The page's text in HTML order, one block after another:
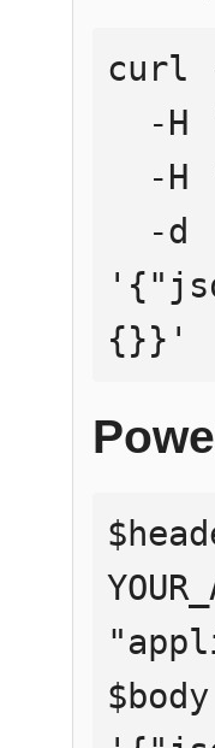
curl
{}}'